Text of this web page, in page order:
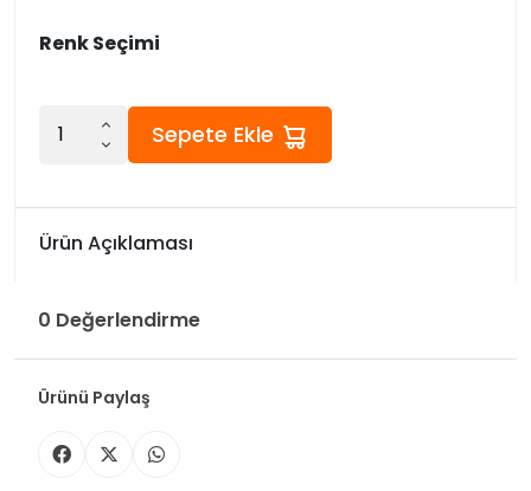
Renk Seçimi
Sepete Ekle
Ürün Açıklaması
0 Değerlendirme
Ürünü Paylaş